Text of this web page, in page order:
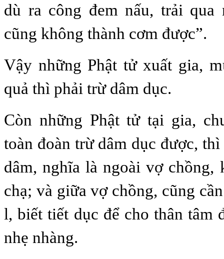
dù ra công đem nấu, trải qua
cũng không thành cơm được”.
Vậy những Phật tử xuất gia,
quả thì phải trừ dâm dục.
Còn những Phật tử tại gia,
toàn đoàn trừ dâm dục được,
dâm, nghĩa là ngoài vợ chồng,
chạ; và giữa vợ chồng, cũng
l, biết tiết dục để cho thân tâm
nhẹ nhàng.